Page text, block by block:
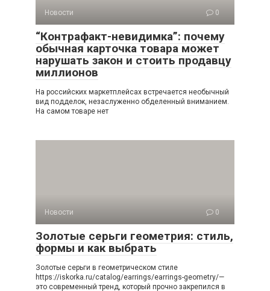
Новости 0
“Контрафакт-невидимка”: почему
обычная карточка товара может
нарушать закон и стоить продавцу
миллионов
На российских маркетплейсах встречается необычный
вид подделок, незаслуженно обделенный вниманием.
На самом товаре нет
Новости 0
Золотые серьги геометрия: стиль,
формы и как выбрать
Золотые серьги в геометрическом стиле
https://iskorka.ru/catalog/earrings/earrings-geometry/—
это современный тренд, который прочно закрепился в